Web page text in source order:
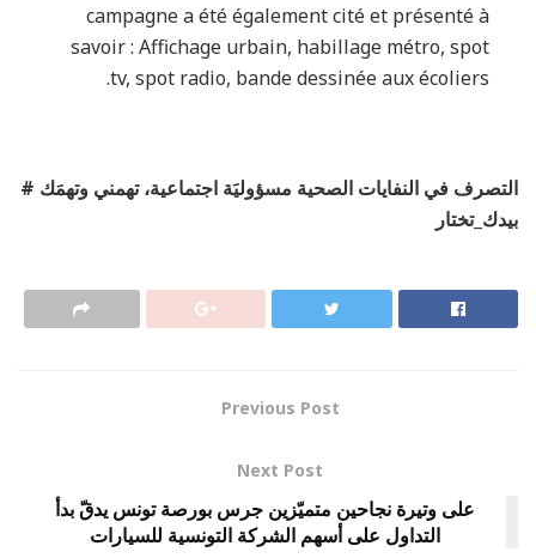
campagne a été également cité et présenté à
savoir : Affichage urbain, habillage métro, spot
tv, spot radio, bande dessinée aux écoliers.
التصرف في النفايات الصحية مسؤوليَة اجتماعية، تهمني وتهمَك #
بيدك_تختار
Previous Post
Next Post
على وتيرة نجاحين متميّزين جرس بورصة تونس يدقّ بدأ
التداول على أسهم الشركة التونسية للسيارات